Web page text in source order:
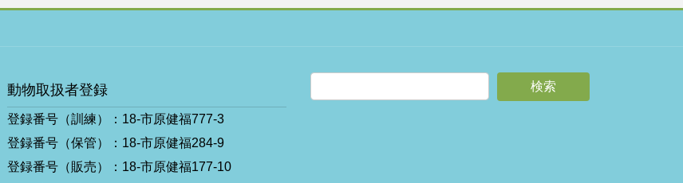
動物取扱者登録
登録番号（訓練）：18-市原健福777-3
登録番号（保管）：18-市原健福284-9
登録番号（販売）：18-市原健福177-10